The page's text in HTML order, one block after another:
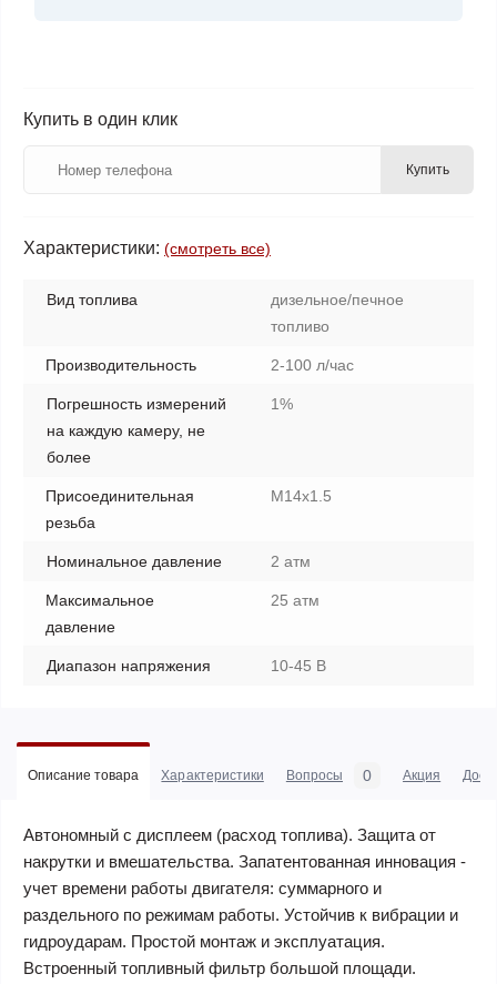
Купить в один клик
Купить
Характеристики: (смотреть все)
Вид топлива
дизельное/печное
топливо
Производительность 2-100 л/час
Погрешность измерений
на каждую камеру, не
более
1%
Присоединительная
резьба
M14x1.5
Номинальное давление 2 атм
Mаксимальное
давление
25 атм
Диапазон напряжения 10-45 В
Описание товара Характеристики Вопросы 0 Акция
Автономный с дисплеем (расход топлива). Защита от
накрутки и вмешательства. Запатентованная инновация -
учет времени работы двигателя: суммарного и
раздельного по режимам работы. Устойчив к вибрации и
гидроударам. Простой монтаж и эксплуатация.
Встроенный топливный фильтр большой площади.